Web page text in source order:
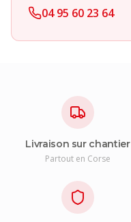
04 95 60 23 64
Livraison sur chantier
Partout en Corse